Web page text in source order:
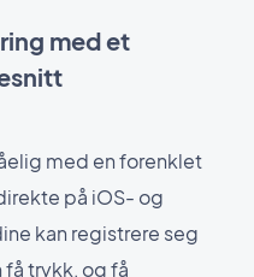
med et
med en forenklet
på iOS- og
kan registrere seg
trykk, og få